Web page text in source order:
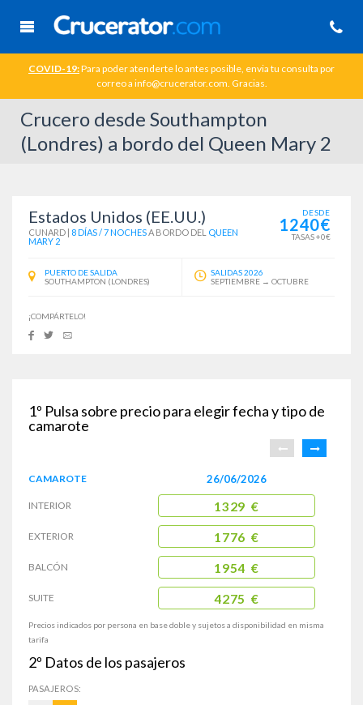
COVID-19:Para poder atenderte lo antes posible, envia tu consulta por
correo a info@crucerator.com. Gracias.
Crucero desde Southampton
(Londres) a bordo del Queen Mary 2
Estados Unidos (EE.UU.)
CUNARD | 8 DÍAS / 7 NOCHESA BORDO DEL QUEEN
MARY 2
DESDE
1240€
TASAS +0€
PUERTO DE SALIDA
SOUTHAMPTON (LONDRES)
SALIDAS 2026
SEPTIEMBRE → OCTUBRE
¡COMPÁRTELO!
1º Pulsa sobre precio para elegir fecha y tipo de
camarote
CAMAROTE
INTERIOR
EXTERIOR
BALCÓN
SUITE
26/06/2026
1329 €
1776 €
1954 €
4275 €
Precios indicados por persona en base doble y sujetos a disponibilidad en misma
tarifa
2º Datos de los pasajeros
PASAJEROS: